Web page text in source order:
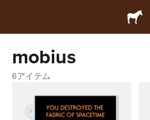
mobius
6アイテム